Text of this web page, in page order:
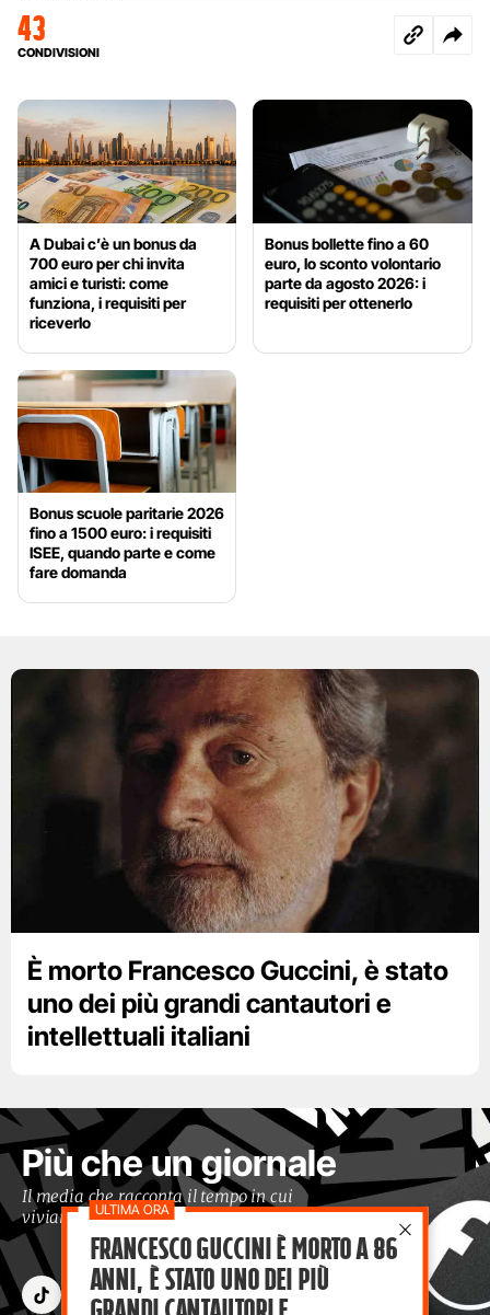
43
CONDIVISIONI
A Dubai c’è un bonus da
700 euro per chi invita
amici e turisti: come
funziona, i requisiti per
riceverlo
Bonus bollette fino a 60
euro, lo sconto volontario
parte da agosto 2026: i
requisiti per ottenerlo
Bonus scuole paritarie 2026
fino a 1500 euro: i requisiti
ISEE, quando parte e come
fare domanda
È morto Francesco Guccini, è stato
uno dei più grandi cantautori e
intellettuali italiani
Più che un giornale
Il media che racconta il tempo in cui
viviamo con occhi moderni
Francesco Guccini è morto a 86
anni, è stato uno dei più